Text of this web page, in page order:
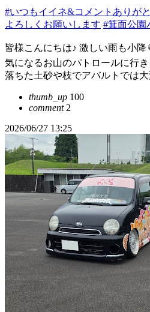
#いつもイイネ&コメントありが
よろしくお願いします #箕面公園
皆様こんにちは♪ 激しい雨も小
気になるお山のパトロールに行
落ちた土砂や枝でアバルトでは
thumb_up 100
comment2
2026/06/27 13:25